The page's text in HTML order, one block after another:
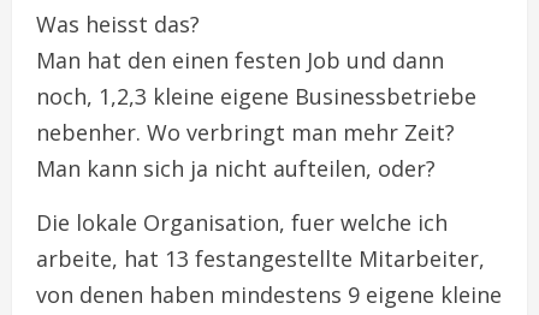
Was heisst das?
Man hat den einen festen Job und dann
noch, 1,2,3 kleine eigene Businessbetriebe
nebenher. Wo verbringt man mehr Zeit?
Man kann sich ja nicht aufteilen, oder?
Die lokale Organisation, fuer welche ich
arbeite, hat 13 festangestellte Mitarbeiter,
von denen haben mindestens 9 eigene kleine